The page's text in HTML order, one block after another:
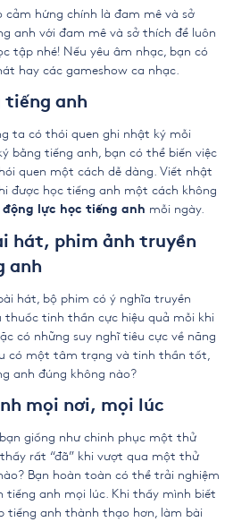
cảm hứng chính là đam mê và sở
anh với đam mê và sở thích để luôn
tập nhé! Nếu yêu âm nhạc, bạn có
hay các gameshow ca nhạc.
tiếng anh
ta có thói quen ghi nhật ký mỗi
bằng tiếng anh, bạn có thể biến việc
quen một cách dễ dàng. Viết nhật
được học tiếng anh một cách không
động lực học tiếng anh mỗi ngày.
hát, phim ảnh truyền
anh
hát, bộ phim có ý nghĩa truyền
thuốc tinh thần cực hiệu quả mỗi khi
có những suy nghĩ tiêu cực về năng
có một tâm trạng và tinh thần tốt,
anh đúng không nào?
mọi nơi, mọi lúc
giống như chinh phục một thử
rất “đã” khi vượt qua một thử
Bạn hoàn toàn có thể trải nghiệm
tiếng anh mọi lúc. Khi thấy mình biết
tiếng anh thành thạo hơn, làm bài